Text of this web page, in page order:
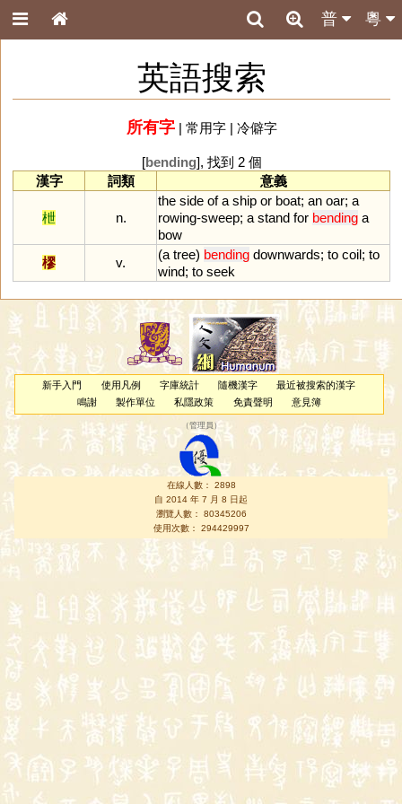
粵
普
英語搜索
所有字| 常用字| 冷僻字
[bending], 找到 2 個
漢字
詞類 意義
枻 n.
the side of a ship or boat; an oar; a
rowing-sweep; a stand for bending a
bow
樛
v.
(a tree) bending downwards; to coil; to
wind; to seek
新手入門 使用凡例 字庫統計 隨機漢字
最近被搜索的漢字
鳴謝
製作單位 私隱政策 免責聲明 意見簿
（管理員 ）
在線人數： 2898
自 2014 年 7 月 8 日起
瀏覽人數： 80345206
使用次數： 294429997